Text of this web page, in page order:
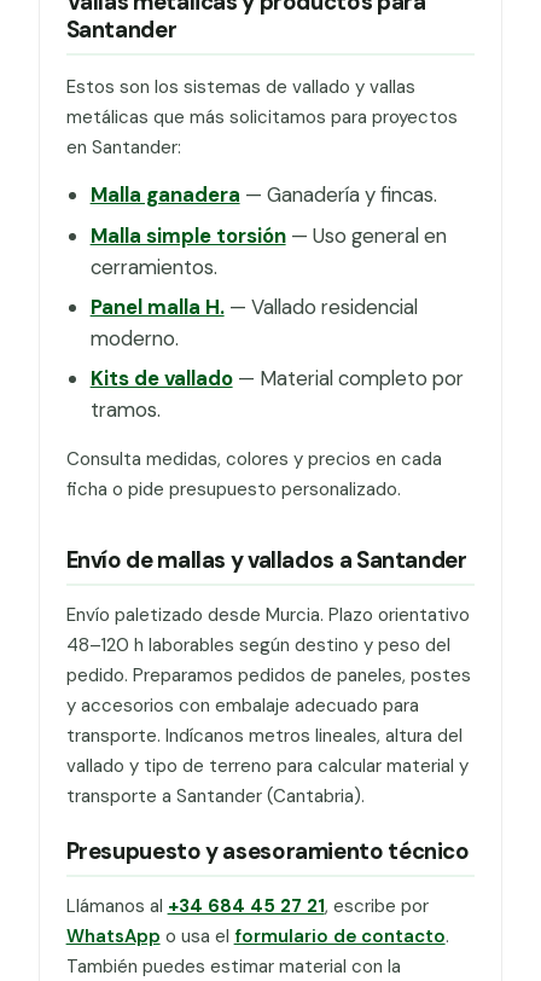
Santander
Estos son los sistemas de vallado y vallas
metálicas que más solicitamos para proyectos
en Santander:
Malla ganadera — Ganadería y fincas.
Malla simple torsión— Uso general en
cerramientos.
Panel malla H.— Vallado residencial
moderno.
Kits de vallado— Material completo por
tramos.
Consulta medidas, colores y precios en cada
ficha o pide presupuesto personalizado.
Envío de mallas y vallados a Santander
Envío paletizado desde Murcia. Plazo orientativo
48–120 h laborables según destino y peso del
pedido. Preparamos pedidos de paneles, postes
y accesorios con embalaje adecuado para
transporte. Indícanos metros lineales, altura del
vallado y tipo de terreno para calcular material y
transporte a Santander (Cantabria).
Presupuesto y asesoramiento técnico
Llámanos al +34 684 45 27 21, escribe por
WhatsApp o usa el formulario de contacto.
También puedes estimar material con la